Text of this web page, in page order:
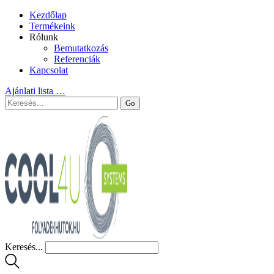
Kezdőlap
Termékeink
Rólunk
Bemutatkozás
Referenciák
Kapcsolat
Ajánlati lista …
Keresés...